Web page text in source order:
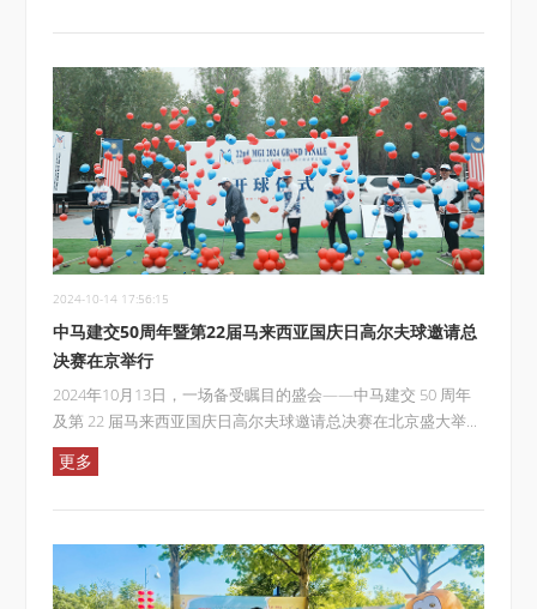
2024-10-14 17:56:15
中马建交50周年暨第22届马来西亚国庆日高尔夫球邀请总
决赛在京举行
2024年10月13日，一场备受瞩目的盛会——中马建交 50 周年
及第 22 届马来西亚国庆日高尔夫球邀请总决赛在北京盛大举...
更多